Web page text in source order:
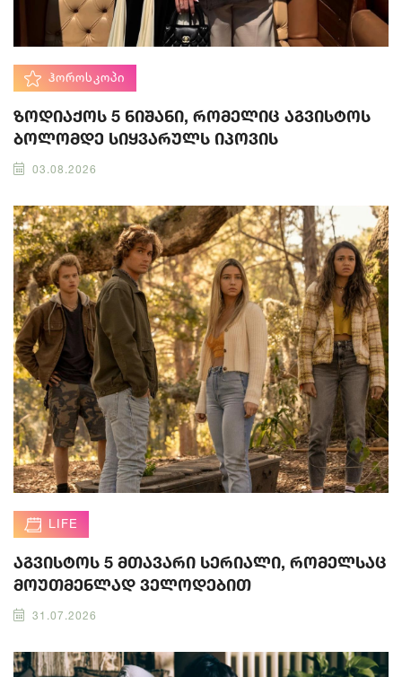
ᲰᲝᲠᲝᲡᲙᲝᲞᲘ
ზოდიაქოს 5 ნიშანი, რომელიც აგვისტოს
ბოლომდე სიყვარულს იპოვის
03.08.2026
LIFE
აგვისტოს 5 მთავარი სერიალი, რომელსაც
მოუთმენლად ველოდებით
31.07.2026